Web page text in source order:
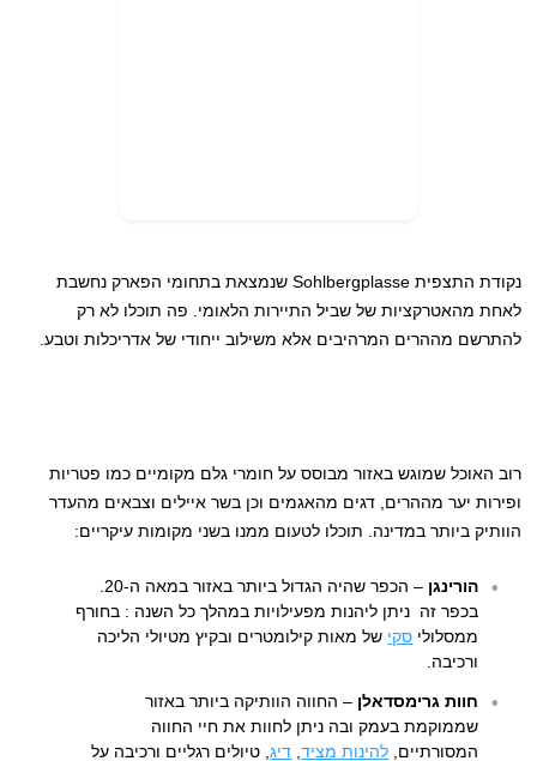
נקודת התצפית Sohlbergplasse שנמצאת בתחומי הפארק נחשבת
לאחת מהאטרקציות של שביל התיירות הלאומי. פה תוכלו לא רק
להתרשם מההרים המרהיבים אלא משילוב ייחודי של אדריכלות וטבע.
רוב האוכל שמוגש באזור מבוסס על חומרי גלם מקומיים כמו פטריות
ופירות יער מההרים, דגים מהאגמים וכן בשר איילים וצבאים מהעדר
הוותיק ביותר במדינה. תוכלו לטעום ממנו בשני מקומות עיקריים:
הורינגן
בכפר זה ניתן ליהנות מפעילויות במהלך כל השנה : בחורף
ממסלולי סקי של מאות קילומטרים ובקיץ מטיולי הליכה
ורכיבה.
חוות גרימסדאלן – החווה הוותיקה ביותר באזור
שממוקמת בעמק ובה ניתן לחוות את חיי החווה
המסורתיים, להינות מציד, דיג, טיולים רגליים ורכיבה על